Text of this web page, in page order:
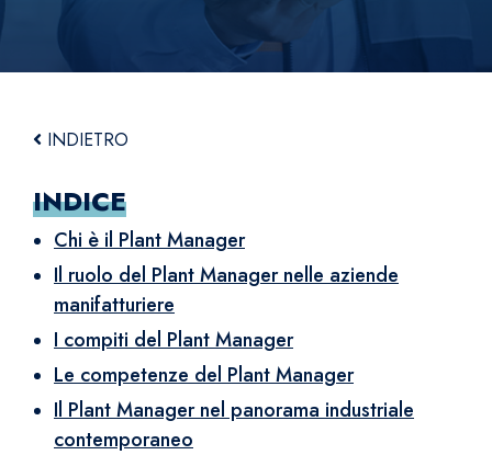
INDIETRO
INDICE
Chi è il Plant Manager
Il ruolo del Plant Manager nelle aziende
manifatturiere
I compiti del Plant Manager
Le competenze del Plant Manager
Il Plant Manager nel panorama industriale
contemporaneo